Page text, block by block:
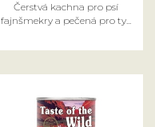
Čerstvá kachna pro psí
fajnšmekry a pečená pro ty...